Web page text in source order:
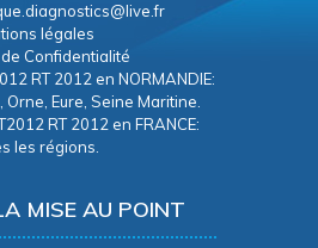
légales
Confidentialité
RT 2012 en NORMANDIE:
Eure, Seine Maritine.
RT 2012 en FRANCE:
les régions.
MISE AU POINT